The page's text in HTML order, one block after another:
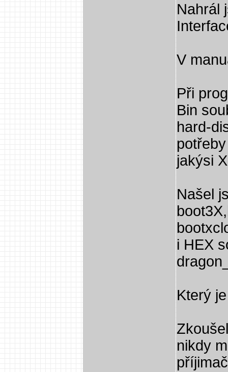
Nahrál
V
Při
Bin
hard-
jakýsi
Našel
i HEX
Který
nikdy